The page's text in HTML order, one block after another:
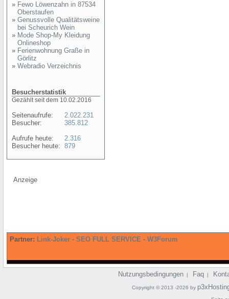
» Fewo Löwenzahn in 87534
Oberstaufen
» Genussvolle Qualitätsweine
bei Scheurich Wein
» Mode Shop-My Kleidung
Onlineshop
» Ferienwohnung Graße in
Görlitz
» Webradio Verzeichnis
Besucherstatistik
Gezählt seit dem 10.02.2016
Seitenaufrufe:
Besucher:
Aufrufe heute:
Besucher heute:
2.022.231
385.812
2.316
879
Anzeige
Partner: Link-Joker - SEO FULL SERVICE - W3Forum
Nutzungsbedingungen | Faq |
Copyright © 2013 -2026 by